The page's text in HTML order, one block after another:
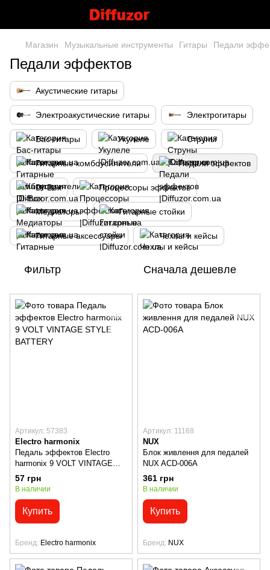
Магазин Музыкальные инструменты Гитары Педали
Педали эффектов
Акустические гитары
Электроакустические гитары Электрогитары
Бас-гитары Укулеле Струны
Гитарные комбоусилители Педали эффектов
DI-Box Процессоры эффектов
Медиаторы Гитарные стойки
Гитарные аксессуары Чехлы и кейсы
Фильтр Сначала дешевле
Артикул: 57383
Electro harmonix
Педаль эффектов Electro
harmonix 9 VOLT VINTAGE
STYLE BATTERY
57 грн
В наличии
Купить
Бренд Electro harmonix
Артикул: 11168
NUX
Блок живлення для педалей
NUX ACD-006A
361 грн
В наличии
Купить
Бренд NUX